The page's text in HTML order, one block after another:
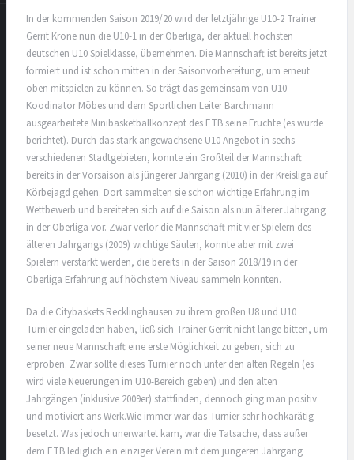
In der kommenden Saison 2019/20 wird der letztjährige U10-2 Trainer
Gerrit Krone nun die U10-1 in der Oberliga, der aktuell höchsten
deutschen U10 Spielklasse, übernehmen. Die Mannschaft ist bereits jetzt
formiert und ist schon mitten in der Saisonvorbereitung, um erneut
oben mitspielen zu können. So trägt das gemeinsam von U10-
Koodinator Möbes und dem Sportlichen Leiter Barchmann
ausgearbeitete Minibasketballkonzept des ETB seine Früchte (es wurde
berichtet). Durch das stark angewachsene U10 Angebot in sechs
verschiedenen Stadtgebieten, konnte ein Großteil der Mannschaft
bereits in der Vorsaison als jüngerer Jahrgang (2010) in der Kreisliga auf
Körbejagd gehen. Dort sammelten sie schon wichtige Erfahrung im
Wettbewerb und bereiteten sich auf die Saison als nun älterer Jahrgang
in der Oberliga vor. Zwar verlor die Mannschaft mit vier Spielern des
älteren Jahrgangs (2009) wichtige Säulen, konnte aber mit zwei
Spielern verstärkt werden, die bereits in der Saison 2018/19 in der
Oberliga Erfahrung auf höchstem Niveau sammeln konnten.
Da die Citybaskets Recklinghausen zu ihrem großen U8 und U10
Turnier eingeladen haben, ließ sich Trainer Gerrit nicht lange bitten, um
seiner neue Mannschaft eine erste Möglichkeit zu geben, sich zu
erproben. Zwar sollte dieses Turnier noch unter den alten Regeln (es
wird viele Neuerungen im U10-Bereich geben) und den alten
Jahrgängen (inklusive 2009er) stattfinden, dennoch ging man positiv
und motiviert ans Werk.Wie immer war das Turnier sehr hochkarätig
besetzt. Was jedoch unerwartet kam, war die Tatsache, dass außer
dem ETB lediglich ein einziger Verein mit dem jüngeren Jahrgang